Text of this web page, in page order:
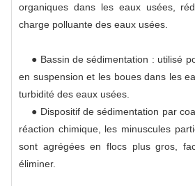
organiques dans les eaux usées,
charge polluante des eaux usées.
● Bassin de sédimentation : utilisé
en suspension et les boues dans les
turbidité des eaux usées.
● Dispositif de sédimentation par
réaction chimique, les minuscules
sont agrégées en flocs plus gros,
éliminer.